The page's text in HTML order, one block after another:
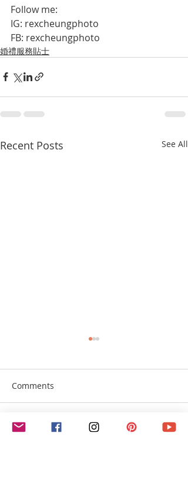
Follow me:
IG: rexcheungphoto
FB: rexcheungphoto
婚禮服務貼士
Recent Posts See All
什麼是 Black Tie 服飾? |
Comments
Write a comment...